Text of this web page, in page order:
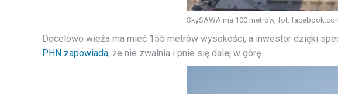
SkySAWA ma 100 metrów, fot.
Docelowo wieża ma mieć 155 metrów wysokości, a inwestor dzięki
PHN zapowiada, że nie zwalnia i pnie się dalej w górę.